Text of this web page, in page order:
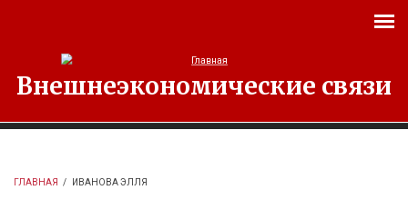
Внешнеэкономические связи
ГЛАВНАЯ / ИВАНОВА ЭЛЛЯ